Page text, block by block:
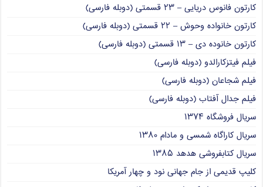
کارتون فانوس دریایی – ۲۳ قسمتی (دوبله فارسی)
کارتون خانواده وحوش – ۲۲ قسمتی (دوبله فارسی)
کارتون خانوده دی – ۱۳ قسمتی (دوبله فارسی)
فیلم فیتزکارالدو (دوبله فارسی)
فیلم شجاعان (دوبله فارسی)
فیلم جدال آفتاب (دوبله فارسی)
سریال فروشگاه ۱۳۷۴
سریال کاراگاه شمسی و مادام ۱۳۸۰
سریال کتابفروشی هدهد ۱۳۸۵
کلیپ قدیمی از جام جهانی نود و چهار آمریکا